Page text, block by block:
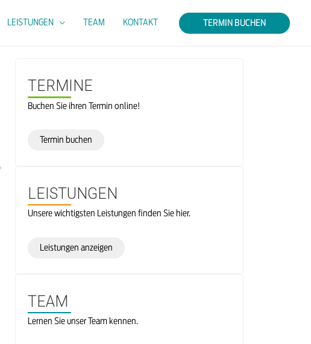
LEISTUNGEN TEAM KONTAKT TERMIN BUCHEN
TERMINE
Buchen Sie ihren Termin online!
Termin buchen
LEISTUNGEN
Unsere wichtigsten Leistungen finden Sie hier.
Leistungen anzeigen
TEAM
Lernen Sie unser Team kennen.